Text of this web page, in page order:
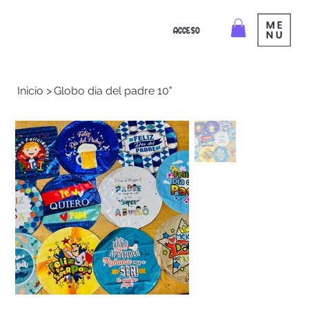
ACCESO
Inicio >Globo dia del padre 10"